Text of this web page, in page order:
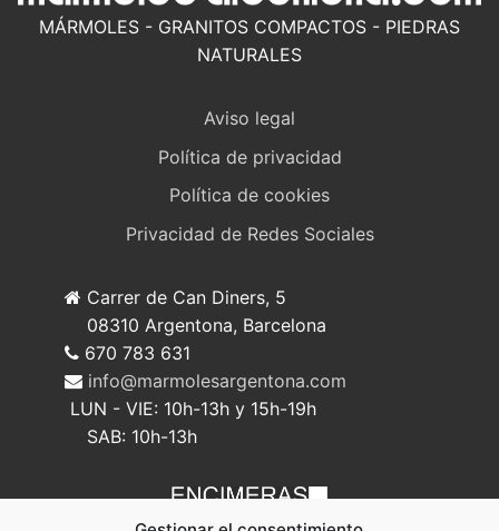
MÁRMOLES - GRANITOS COMPACTOS - PIEDRAS
NATURALES
Aviso legal
Política de privacidad
Política de cookies
Privacidad de Redes Sociales
Carrer de Can Diners, 5
08310 Argentona, Barcelona
670 783 631
info@marmolesargentona.com
LUN - VIE: 10h-13h y 15h-19h
SAB: 10h-13h